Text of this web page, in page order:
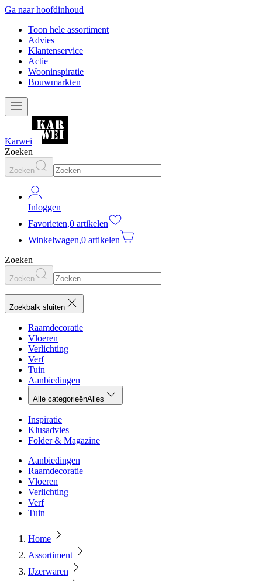
Ga naar hoofdinhoud
Toon hele assortiment
Advies
Klantenservice
Actie
Wooninspiratie
Bouwmarkten
Karwei
Zoeken
Zoeken
Inloggen
Favorieten,0 artikelen
Winkelwagen,0 artikelen
Zoeken
Zoeken
Zoekbalk sluiten
Raamdecoratie
Vloeren
Verlichting
Verf
Tuin
Aanbiedingen
Alle categorieënAlles
Inspiratie
Klusadvies
Folder & Magazine
Aanbiedingen
Raamdecoratie
Vloeren
Verlichting
Verf
Tuin
Home
Assortiment
IJzerwaren